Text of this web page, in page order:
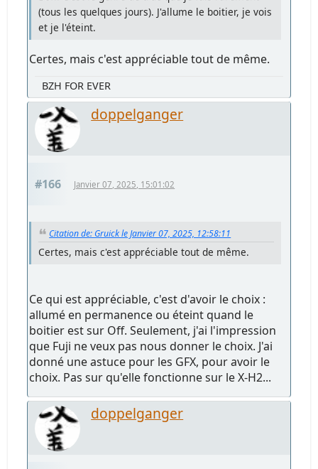
(tous les quelques jours). J'allume le boitier, je vois
et je l'éteint.
Certes, mais c'est appréciable tout de même.
BZH FOR EVER
doppelganger
#166 Janvier 07, 2025, 15:01:02
Citation de: Gruick le Janvier 07, 2025, 12:58:11
Certes, mais c'est appréciable tout de même.
Ce qui est appréciable, c'est d'avoir le choix :
allumé en permanence ou éteint quand le
boitier est sur Off. Seulement, j'ai l'impression
que Fuji ne veux pas nous donner le choix. J'ai
donné une astuce pour les GFX, pour avoir le
choix. Pas sur qu'elle fonctionne sur le X-H2...
doppelganger